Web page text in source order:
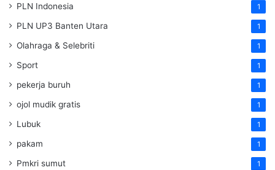
PLN Indonesia 1
PLN UP3 Banten Utara 1
Olahraga & Selebriti 1
Sport 1
pekerja buruh 1
ojol mudik gratis 1
Lubuk 1
pakam 1
Pmkri sumut 1